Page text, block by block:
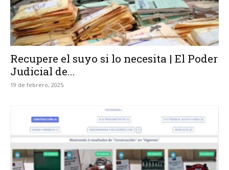
Recupere el suyo si lo necesita | El Poder
Judicial de...
19 de febrero, 2025